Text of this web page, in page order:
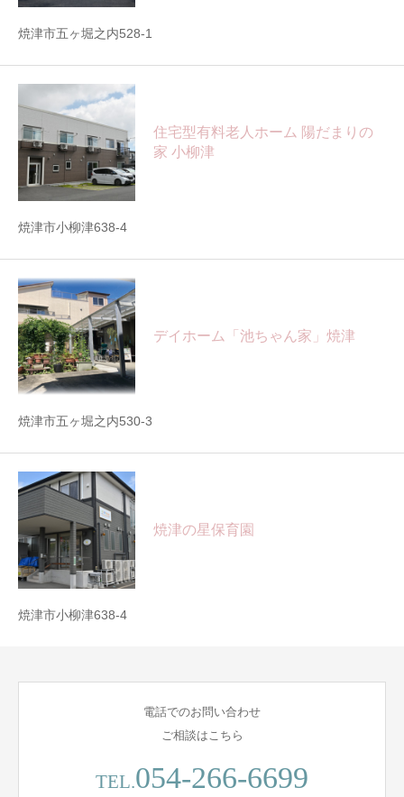
焼津市五ヶ堀之内528-1
住宅型有料老人ホーム 陽だまりの
家 小柳津
焼津市小柳津638-4
デイホーム「池ちゃん家」焼津
焼津市五ヶ堀之内530-3
焼津の星保育園
焼津市小柳津638-4
電話でのお問い合わせ
ご相談はこちら
TEL.054-266-6699